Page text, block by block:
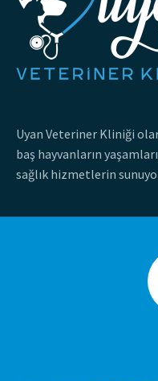
Uyan Veteriner Kliniği
baş hayvanların
sağlık hizmetlerin